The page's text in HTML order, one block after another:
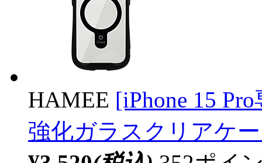
HAMEE [iPhone 15
強化ガラスクリアケ